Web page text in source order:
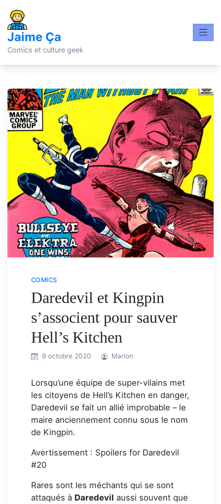
content
Jaime Ça
Comics et culture geek
COMICS
Daredevil et Kingpin
s’associent pour sauver
Hell’s Kitchen
9 octobre 2020 Marlon
Lorsqu’une équipe de super-vilains met
les citoyens de Hell’s Kitchen en danger,
Daredevil se fait un allié improbable – le
maire anciennement connu sous le nom
de Kingpin.
Avertissement : Spoilers for Daredevil
#20
Rares sont les méchants qui se sont
attaqués à Daredevil aussi souvent que